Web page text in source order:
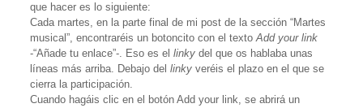
que hacer es lo siguiente:
Cada martes, en la parte final de mi post de la sección “Martes
musical”, encontraréis un botoncito con el textoAdd your link
-“Añade tu enlace”-. Eso es el linkydel que os hablaba unas
líneas más arriba. Debajo del linkyveréis el plazo en el que se
cierra la participación.
Cuando hagáis clic en el botón Add your link, se abrirá un